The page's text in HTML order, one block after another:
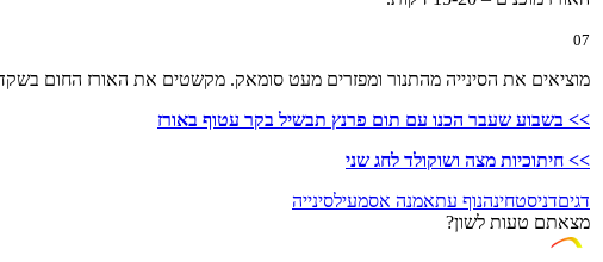
07
מוציאים את הסינייה מהתנור ומפזרים מעט סומאק. מקשטים את האורז החום
>> בשבוע שעבר הכנו עם תום פרנץ תבשיל בקר עטוף באורז
>> חיתוכיות מצה ושוקולד לחג שני
דגיםדניסטחינהנוף עתאמנה אסמעילסינייה
מצאתם טעות לשון?